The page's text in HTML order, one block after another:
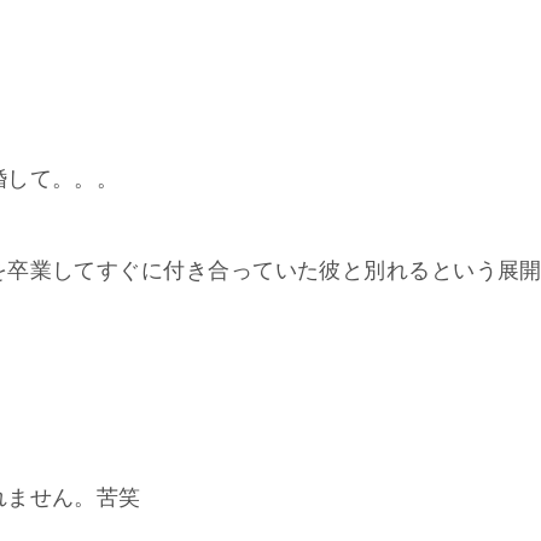
て。。。
業してすぐに付き合っていた彼と別れるという展開
せん。苦笑